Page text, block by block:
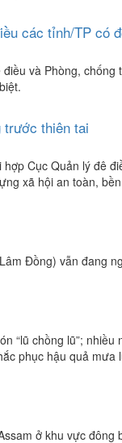
các tỉnh/TP có
và Phòng,
trước thiên tai
Cục Quản lý đê
xã hội an toàn,
Đồng) vẫn đang
“lũ chồng lũ”;
phục hậu quả mưa
ở khu vực